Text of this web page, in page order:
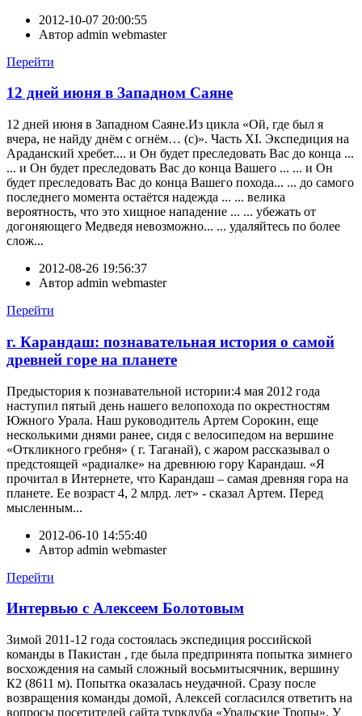
2012-10-07 20:00:55
Автор admin webmaster
Перейти
12 дней июня в Западном Саяне
12 дней июня в Западном Саяне.Из цикла «Ой, где был я
вчера, не найду днём с огнём… (с)». Часть XI. Экспедиция на
Араданский хребет.... и Он будет преследовать Вас до конца ...
... и Он будет преследовать Вас до конца Вашего ... ... и Он
будет преследовать Вас до конца Вашего похода... ... до самого
последнего момента остаётся надежда ... ... велика
вероятность, что это хищное нападение ... ... убежать от
догоняющего Медведя невозможно... ... удаляйтесь по более
слож...
2012-08-26 19:56:37
Автор admin webmaster
Перейти
г. Карандаш: познавательная история о самой
древней горе на планете
Предыстория к познавательной истории:4 мая 2012 года
наступил пятый день нашего велопохода по окрестностям
Южного Урала. Наш руководитель Артем Сорокин, еще
несколькими днями ранее, сидя с велосипедом на вершине
«Откликного гребня» ( г. Таганай), с жаром рассказывал о
предстоящей «радиалке» на древнюю гору Карандаш. «Я
прочитал в Интернете, что Карандаш – самая древняя гора на
планете. Ее возраст 4, 2 млрд. лет» - сказал Артем. Перед
мысленным...
2012-06-10 14:55:40
Автор admin webmaster
Перейти
Интервью с Алексеем Болотовым
Зимой 2011-12 года состоялась экспедиция российской
команды в Пакистан , где была предпринята попытка зимнего
восхождения на самый сложный восьмитысячник, вершину
К2 (8611 м). Попытка оказалась неудачной. Сразу после
возвращения команды домой, Алексей согласился ответить на
вопросы посетителей сайта турклуба «Уральские Тропы». У